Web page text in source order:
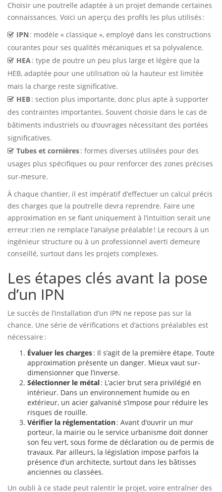
Choisir une poutrelle adaptée à un projet demande certaines
connaissances. Voici un aperçu des profils les plus utilisés :
IPN : modèle « classique », employé dans les constructions
courantes pour ses qualités mécaniques et sa polyvalence.
HEA: type de poutre un peu plus large et légère que la
HEB, adaptée pour une utilisation où la hauteur est limitée
mais la charge reste significative.
HEB: section plus importante, donc plus apte à supporter
des contraintes importantes. Souvent choisie dans le cas de
bâtiments industriels ou d’ouvrages nécessitant des portées
significatives.
Tubes et cornières: formes diverses utilisées pour des
usages plus spécifiques ou pour renforcer des zones précises
sur-mesure.
À chaque chantier, il est impératif d’effectuer un calcul précis
des charges que la poutrelle devra reprendre. Faire une
approximation en se fiant uniquement à l’intuition serait une
erreur :rien ne remplace l’analyse préalable ! Le recours à un
ingénieur structure ou à un professionnel averti demeure
conseillé, surtout dans les projets complexes.
Les étapes clés avant la pose
d’un IPN
Le succès de l’installation d’un IPN ne repose pas sur la
chance. Une série de vérifications et d’actions préalables est
nécessaire :
Évaluer les charges: Il s’agit de la première étape. Toute
approximation présente un danger. Mieux vaut sur-
dimensionner que l’inverse.
Sélectionner le métal: L’acier brut sera privilégié en
intérieur. Dans un environnement humide ou en
extérieur, un acier galvanisé s’impose pour réduire les
risques de rouille.
Vérifier la réglementation: Avant d’ouvrir un mur
porteur, la mairie ou le service urbanisme doit donner
son feu vert, sous forme de déclaration ou de permis de
travaux. Par ailleurs, la législation impose parfois la
présence d’un architecte, surtout dans les bâtisses
anciennes ou classées.
Un oubli à ce stade peut ralentir le projet, voire entraîner des